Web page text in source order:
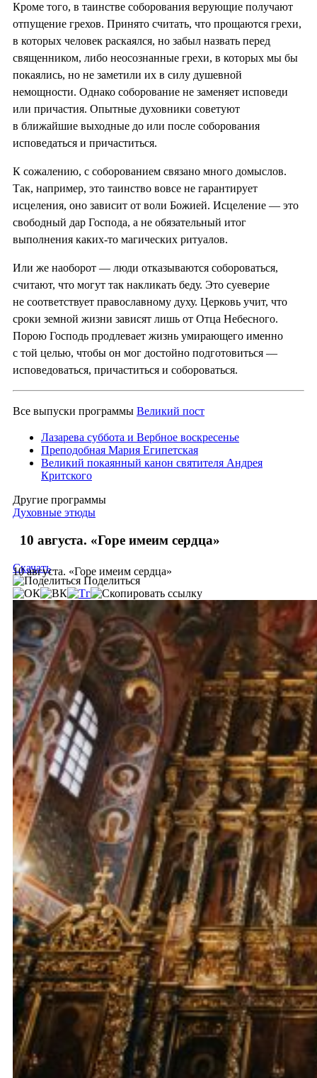
Кроме того, в таинстве соборования верующие получают
отпущение грехов. Принято считать, что прощаются грехи,
в которых человек раскаялся, но забыл назвать перед
священником, либо неосознанные грехи, в которых мы бы
покаялись, но не заметили их в силу душевной
немощности. Однако соборование не заменяет исповеди
или причастия. Опытные духовники советуют
в ближайшие выходные до или после соборования
исповедаться и причаститься.
К сожалению, с соборованием связано много домыслов.
Так, например, это таинство вовсе не гарантирует
исцеления, оно зависит от воли Божией. Исцеление — это
свободный дар Господа, а не обязательный итог
выполнения каких-то магических ритуалов.
Или же наоборот — люди отказываются собороваться,
считают, что могут так накликать беду. Это суеверие
не соответствует православному духу. Церковь учит, что
сроки земной жизни зависят лишь от Отца Небесного.
Порою Господь продлевает жизнь умирающего именно
с той целью, чтобы он мог достойно подготовиться —
исповедоваться, причаститься и собороваться.
Все выпуски программы Великий пост
Лазарева суббота и Вербное воскресенье
Преподобная Мария Египетская
Великий покаянный канон святителя Андрея
Критского
Другие программы
Духовные этюды
10 августа. «Горе имеим сердца»
10 августа. «Горе имеим сердца»
Скачать
Поделиться